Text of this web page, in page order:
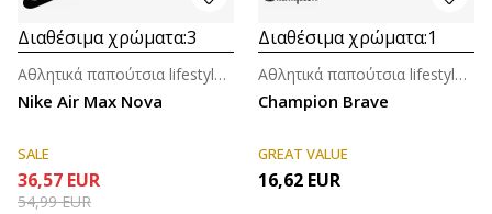
Διαθέσιμα χρώματα:3
Nike Air Max Nova
Αθλητικά παπούτσια lifestyle για βρέφη
SALE
36,57 EUR
54,99EUR
Διαθέσιμα χρώματα:1
Champion Brave
Αθλητικά παπούτσια lifestyle για βρέφη
GREAT VALUE
16,62 EUR